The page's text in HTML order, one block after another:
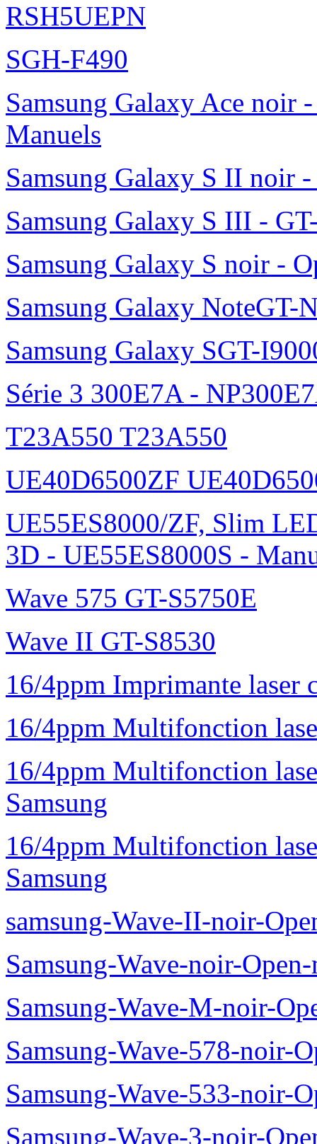
RSH5UEPN
SGH-F490
Samsung Galaxy Ace noir
Manuels
Samsung Galaxy S II noir
Samsung Galaxy S III -
Samsung Galaxy S noir -
Samsung Galaxy NoteGT-
Samsung Galaxy SGT-
Série 3 300E7A -
T23A550 T23A550
UE40D6500ZF
UE55ES8000/ZF, Slim
3D - UE55ES8000S -
Wave 575 GT-S5750E
Wave II GT-S8530
16/4ppm Imprimante laser
16/4ppm Multifonction
16/4ppm Multifonction
Samsung
16/4ppm Multifonction
Samsung
samsung-Wave-II-noir-
Samsung-Wave-noir-
Samsung-Wave-M-noir-
Samsung-Wave-578-noir-
Samsung-Wave-533-noir-
Samsung-Wave-3-noir-